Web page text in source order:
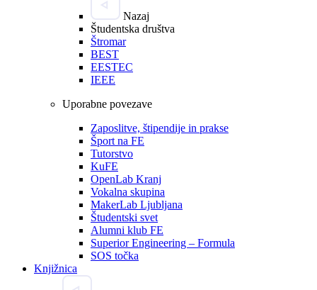
Nazaj
Študentska društva
Štromar
BEST
EESTEC
IEEE
Uporabne povezave
Zaposlitve, štipendije in prakse
Šport na FE
Tutorstvo
KuFE
OpenLab Kranj
Vokalna skupina
MakerLab Ljubljana
Študentski svet
Alumni klub FE
Superior Engineering – Formula
SOS točka
Knjižnica